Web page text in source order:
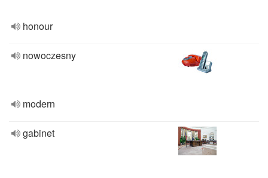
honour
nowoczesny
modern
gabinet